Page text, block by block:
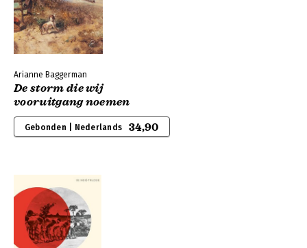
Arianne Baggerman
De storm die wij
vooruitgang noemen
Gebonden | Nederlands 34,90